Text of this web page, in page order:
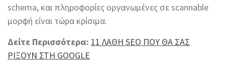
schema, και πληροφορίες οργανωμένες σε scannable
μορφή είναι τώρα κρίσιμα.
Δείτε Περισσότερα: 11 ΛΑΘΗ SEO ΠΟΥ ΘΑ ΣΑΣ
ΡΙΞΟΥΝ ΣΤΗ GOOGLE